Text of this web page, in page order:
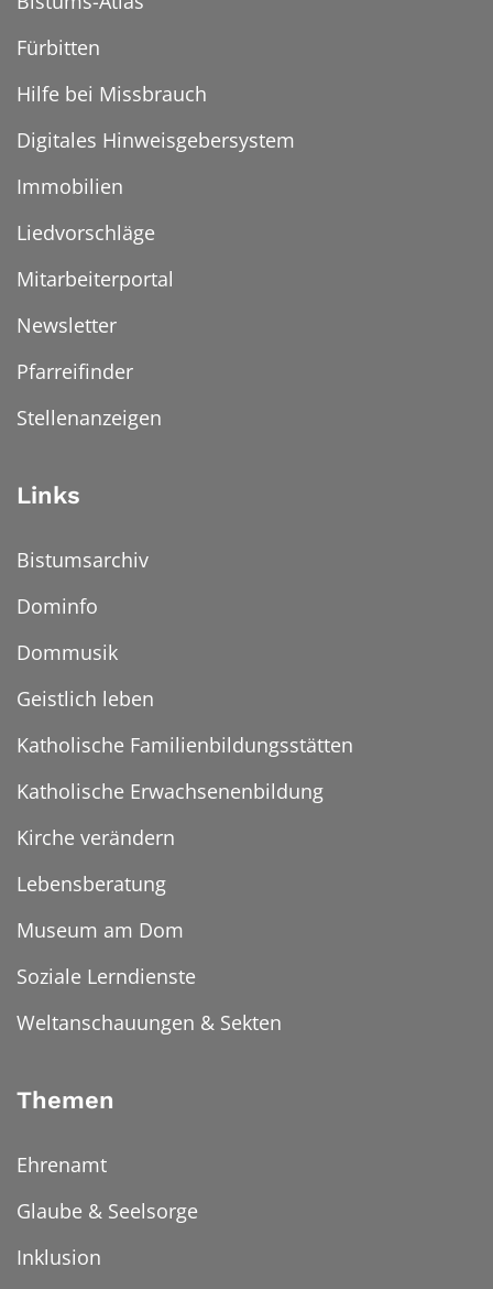
Fürbitten
Hilfe bei Missbrauch
Digitales Hinweisgebersystem
Immobilien
Liedvorschläge
Mitarbeiterportal
Newsletter
Pfarreifinder
Stellenanzeigen
Links
Bistumsarchiv
Dominfo
Dommusik
Geistlich leben
Katholische Familienbildungsstätten
Katholische Erwachsenenbildung
Kirche verändern
Lebensberatung
Museum am Dom
Soziale Lerndienste
Weltanschauungen & Sekten
Themen
Ehrenamt
Glaube & Seelsorge
Inklusion